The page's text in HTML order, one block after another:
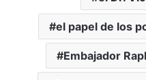
el papel de los
Embajador